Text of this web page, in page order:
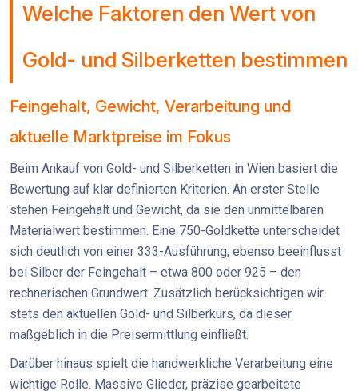
Welche Faktoren den Wert von
Gold- und Silberketten bestimmen
Feingehalt, Gewicht, Verarbeitung und
aktuelle Marktpreise im Fokus
Beim Ankauf von Gold- und Silberketten in Wien basiert die
Bewertung auf klar definierten Kriterien. An erster Stelle
stehen Feingehalt und Gewicht, da sie den unmittelbaren
Materialwert bestimmen. Eine 750-Goldkette unterscheidet
sich deutlich von einer 333-Ausführung, ebenso beeinflusst
bei Silber der Feingehalt – etwa 800 oder 925 – den
rechnerischen Grundwert. Zusätzlich berücksichtigen wir
stets den aktuellen Gold- und Silberkurs, da dieser
maßgeblich in die Preisermittlung einfließt.
Darüber hinaus spielt die handwerkliche Verarbeitung eine
wichtige Rolle. Massive Glieder, präzise gearbeitete